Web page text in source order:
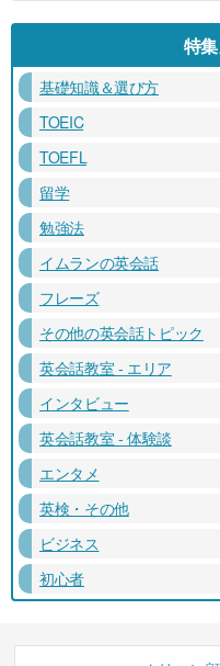
特
基礎知識＆選び方
TOEIC
TOEFL
留学
勉強法
イムランの英会話
フレーズ
その他の英会話トピック
英会話教室 - エリア
インタビュー
英会話教室 - 体験談
エンタメ
英検・その他
ビジネス
初心者